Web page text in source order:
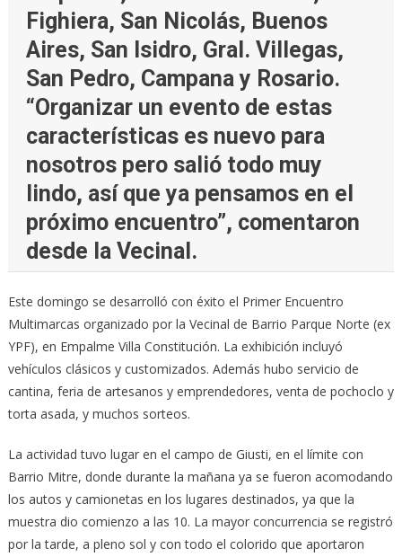
Fighiera, San Nicolás, Buenos
Aires, San Isidro, Gral. Villegas,
San Pedro, Campana y Rosario.
“Organizar un evento de estas
características es nuevo para
nosotros pero salió todo muy
lindo, así que ya pensamos en el
próximo encuentro”, comentaron
desde la Vecinal.
Este domingo se desarrolló con éxito el Primer Encuentro
Multimarcas organizado por la Vecinal de Barrio Parque Norte (ex
YPF), en Empalme Villa Constitución. La exhibición incluyó
vehículos clásicos y customizados. Además hubo servicio de
cantina, feria de artesanos y emprendedores, venta de pochoclo y
torta asada, y muchos sorteos.
La actividad tuvo lugar en el campo de Giusti, en el límite con
Barrio Mitre, donde durante la mañana ya se fueron acomodando
los autos y camionetas en los lugares destinados, ya que la
muestra dio comienzo a las 10. La mayor concurrencia se registró
por la tarde, a pleno sol y con todo el colorido que aportaron